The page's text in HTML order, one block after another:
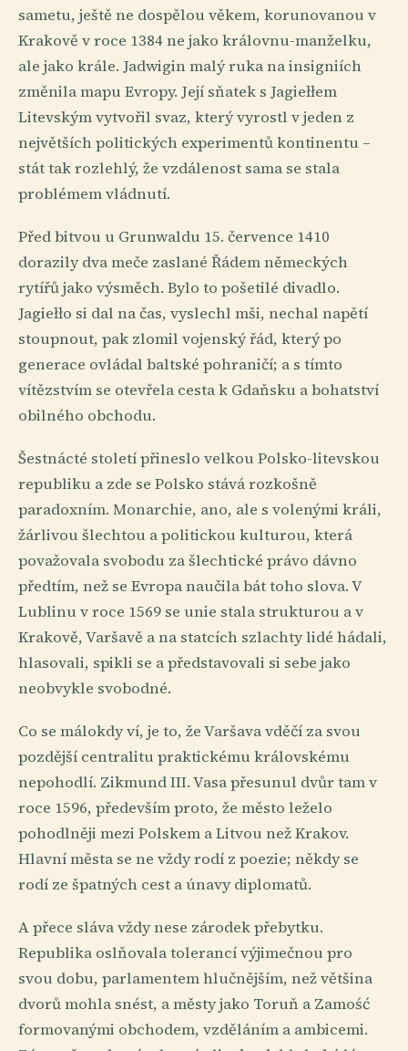
sametu, ještě ne dospělou věkem, korunovanou v
Krakově v roce 1384 ne jako královnu-manželku,
ale jako krále. Jadwigin malý ruka na insigniích
změnila mapu Evropy. Její sňatek s Jagiełłem
Litevským vytvořil svaz, který vyrostl v jeden z
největších politických experimentů kontinentu –
stát tak rozlehlý, že vzdálenost sama se stala
problémem vládnutí.
Před bitvou u Grunwaldu 15. července 1410
dorazily dva meče zaslané Řádem německých
rytířů jako výsměch. Bylo to pošetilé divadlo.
Jagiełło si dal na čas, vyslechl mši, nechal napětí
stoupnout, pak zlomil vojenský řád, který po
generace ovládal baltské pohraničí; a s tímto
vítězstvím se otevřela cesta k Gdaňsku a bohatství
obilného obchodu.
Šestnácté století přineslo velkou Polsko-litevskou
republiku a zde se Polsko stává rozkošně
paradoxním. Monarchie, ano, ale s volenými králi,
žárlivou šlechtou a politickou kulturou, která
považovala svobodu za šlechtické právo dávno
předtím, než se Evropa naučila bát toho slova. V
Lublinu v roce 1569 se unie stala strukturou a v
Krakově, Varšavě a na statcích szlachty lidé hádali,
hlasovali, spikli se a představovali si sebe jako
neobvykle svobodné.
Co se málokdy ví, je to, že Varšava vděčí za svou
pozdější centralitu praktickému královskému
nepohodlí. Zikmund III. Vasa přesunul dvůr tam v
roce 1596, především proto, že město leželo
pohodlněji mezi Polskem a Litvou než Krakov.
Hlavní města se ne vždy rodí z poezie; někdy se
rodí ze špatných cest a únavy diplomatů.
A přece sláva vždy nese zárodek přebytku.
Republika oslňovala tolerancí výjimečnou pro
svou dobu, parlamentem hlučnějším, než většina
dvorů mohla snést, a městy jako Toruň a Zamość
formovanými obchodem, vzděláním a ambicemi.